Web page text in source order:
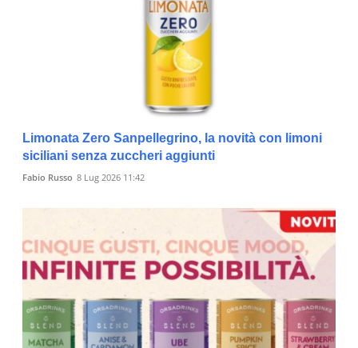
Limonata Zero Sanpellegrino, la novità con limoni
siciliani senza zuccheri aggiunti
Fabio Russo 8 Lug 2026 11:42